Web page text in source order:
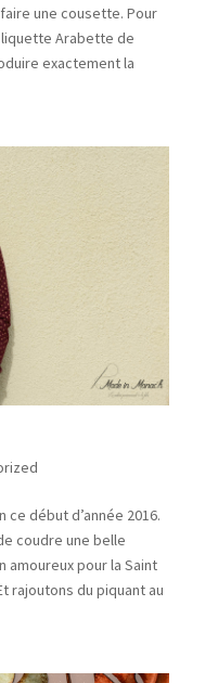
une cousette. Pour
liquette Arabette de
exactement la
début d’année 2016.
coudre une belle
amoureux pour la Saint
rajoutons du piquant au